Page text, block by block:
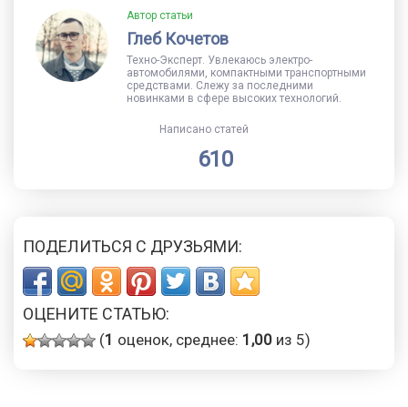
Автор статьи
Глеб Кочетов
Техно-Эксперт. Увлекаюсь электро-
автомобилями, компактными транспортными
средствами. Слежу за последними
новинками в сфере высоких технологий.
Написано статей
610
ПОДЕЛИТЬСЯ С ДРУЗЬЯМИ:
ОЦЕНИТЕ СТАТЬЮ:
(1 оценок, среднее: 1,00 из 5)